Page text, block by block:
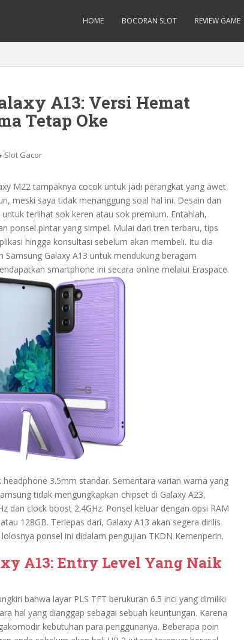
HOME BOCORAN SLOT REVIEW GAME
A13: Versi Hemat
Tetap Oke
Slot Gacor
M22 tampaknya cocok untuk jadi perangkat yang awet
meski saya tidak menanggung soal hal ini. Desain dan
terlihat sok keren atau sok premium. Entahlah,
ponsel pintar yang simpel. Mulai dari tren terbaru, tips
hingga konsultasi sebelum akan membeli. Itu dia
Galaxy A13 untuk mendukung beragam
smartphone ini secara online melalui Eraspace.
3.5mm standar. Sementara varian warna yang
tidak mengungkapkan chipset di Galaxy A23,
dan clock boost 2.4GHz. Ponsel keluar dengan opsi RAM
128GB. Terlepas dari, Galaxy A13 akan segera dirilis
ponsel ini didalam pengujian TKDN Kemenperin.
A13: Entry Level Yang Naik
bahwa layar PLS TFT berukuran 6.5 inci yang dimiliki
hal yang dianggap sebagai sebuah keuntungan. Karena
kebutuhan para penggunanya. Beberapa poin